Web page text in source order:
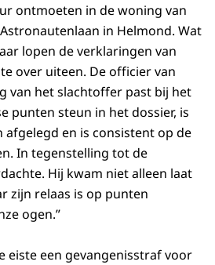
ontmoeten in de woning van
in Helmond. Wat
lopen de verklaringen van
over uiteen. De officier van
van het slachtoffer past bij het
punten steun in het dossier, is
en is consistent op de
In tegenstelling tot de
Hij kwam niet alleen laat
zijn relaas is op punten
ogen.”
eiste een gevangenisstraf voor